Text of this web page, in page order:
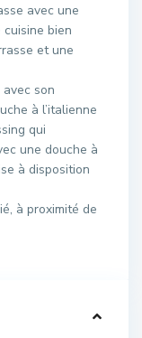
avec une
bien
et une
son
à l’italienne
qui
une douche à
à disposition
à proximité de